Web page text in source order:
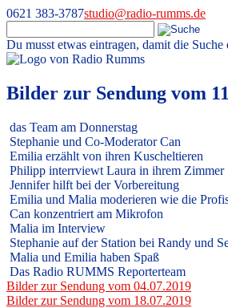
0621 383-3787studio@radio-rumms.de
Du musst etwas eintragen, damit die
Skip
content
Radio RUMMS
Radio RUMMS ist ein Radioprojekt mit
Jugendliche in der Universitätsmedizin
Bilder zur Sendung vom
das Team am Donnerstag
Stephanie und Co-Moderator Can
Emilia erzählt von ihren Kuscheltieren
Philipp interrviewt Laura in ihrem Zimmer
Jennifer hilft bei der Vorbereitung
Emilia und Malia moderieren wie die
Can konzentriert am Mikrofon
Malia im Interview
Stephanie auf der Station bei Randy und
Malia und Emilia haben Spaß
Das Radio RUMMS Reporterteam
Beitragsnavigation
Bilder zur Sendung vom 04.07.2019
Bilder zur Sendung vom 18.07.2019